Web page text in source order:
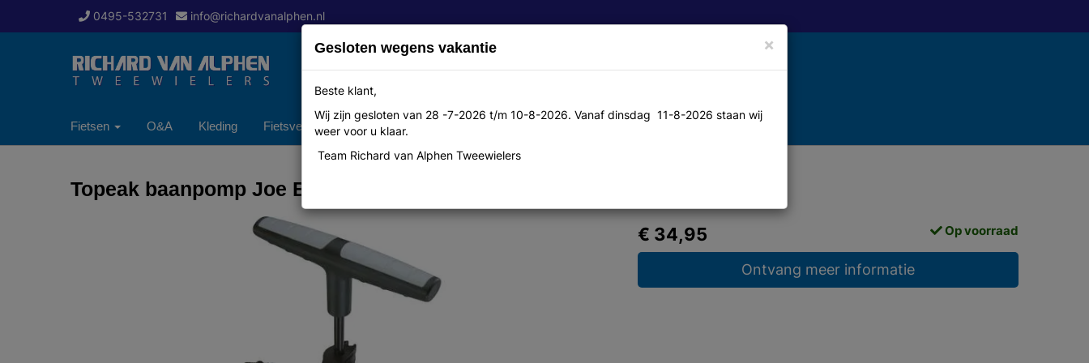
0495-532731 info@richardvanalphen.nl
Fietsen O&A Kleding Fietsverzekering Over ons Contact
Topeak baanpomp Joe Blow Max
€ 34,95 Op voorraad
Ontvang meer informatie
×
Gesloten wegens vakantie
Beste klant,
Wij zijn gesloten van 28 -7-2026 t/m 10-8-2026. Vanaf dinsdag 11-8-2026 staan wij
weer voor u klaar.
Team Richard van Alphen Tweewielers